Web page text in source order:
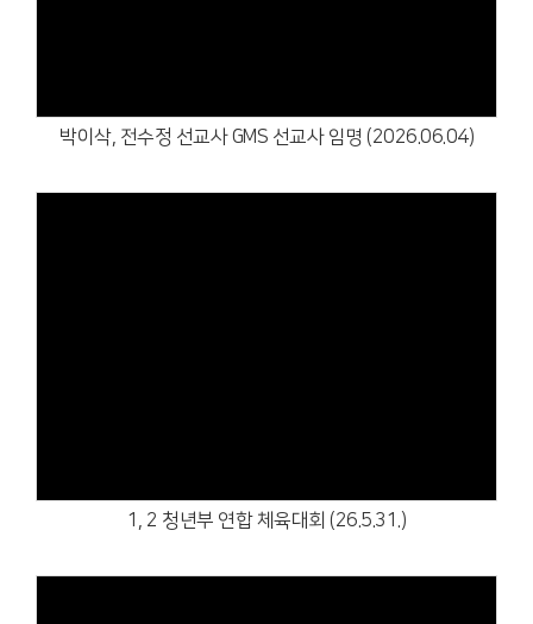
박이삭, 전수정 선교사 GMS 선교사 임명 (2026.06.04)
1, 2 청년부 연합 체육대회 (26.5.31.)